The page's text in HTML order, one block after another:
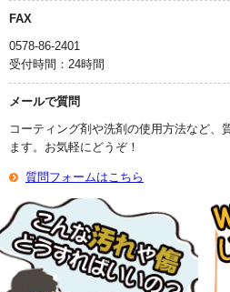
FAX
0578-86-2401
受付時間：24時間
メールで質問
コーティング剤や洗剤の使用方法など、
ます。お気軽にどうぞ！
質問フォームはこちら